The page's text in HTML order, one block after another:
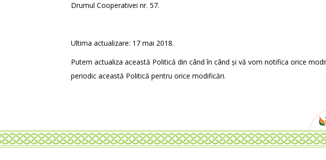
Drumul Cooperativei nr. 57.
Ultima actualizare: 17 mai 2018.
Putem actualiza această Politică din când în când și vă vom notifica orice
periodic această Politică pentru orice modificări.